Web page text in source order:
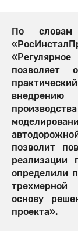
По словам
позволяет
позволит
реализации
определили
основу
проекта».